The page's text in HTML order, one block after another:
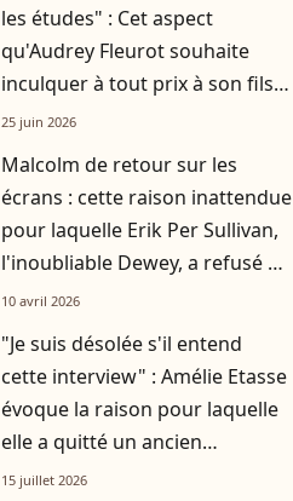
les études" : Cet aspect
qu'Audrey Fleurot souhaite
inculquer à tout prix à son fils
Lou, 10 ans
25 juin 2026
Malcolm de retour sur les
écrans : cette raison inattendue
pour laquelle Erik Per Sullivan,
l'inoubliable Dewey, a refusé de
revenir
10 avril 2026
"Je suis désolée s'il entend
cette interview" : Amélie Etasse
évoque la raison pour laquelle
elle a quitté un ancien
compagnon
15 juillet 2026